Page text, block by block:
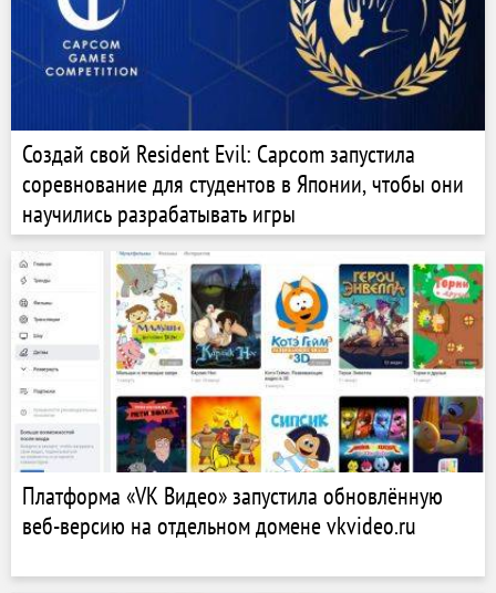
Создай свой Resident Evil: Capcom запустила
соревнование для студентов в Японии, чтобы они
научились разрабатывать игры
Платформа «VK Видео» запустила обновлённую
веб-версию на отдельном домене vkvideo.ru